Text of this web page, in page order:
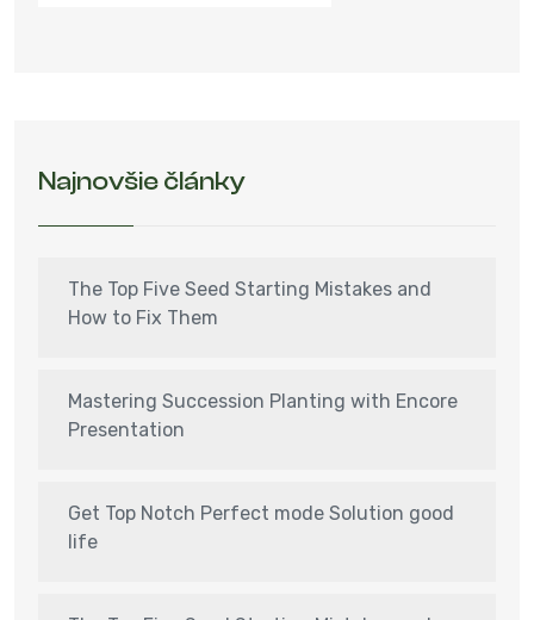
Najnovšie články
The Top Five Seed Starting Mistakes and
How to Fix Them
Mastering Succession Planting with Encore
Presentation
Get Top Notch Perfect mode Solution good
life